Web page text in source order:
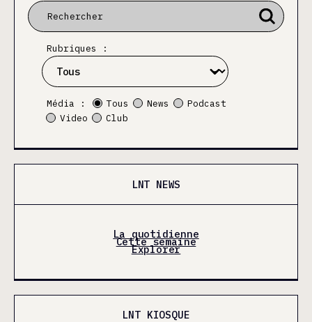
Rubriques :
Média : Tous News
Podcast
Video
Club
LNT NEWS
La quotidienne
Cette semaine
Explorer
LNT KIOSQUE